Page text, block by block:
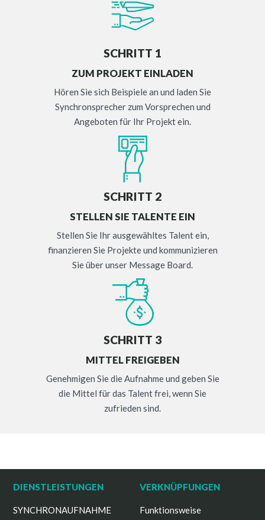
SCHRITT 1
ZUM PROJEKT EINLADEN
Hören Sie sich Beispiele an und laden Sie
Synchronsprecher zum Vorsprechen und
Angeboten für Ihr Projekt ein.
SCHRITT 2
STELLEN SIE TALENTE EIN
Stellen Sie Ihr ausgewähltes Talent ein,
finanzieren Sie Projekte und kommunizieren
Sie über unser Message Board.
SCHRITT 3
MITTEL FREIGEBEN
Genehmigen Sie die Aufnahme und geben Sie
die Mittel für das Talent frei, wenn Sie
zufrieden sind.
DIENSTLEISTUNGEN
SYNCHRONAUFNAHME
VERKNÜPFUNGEN
Funktionsweise